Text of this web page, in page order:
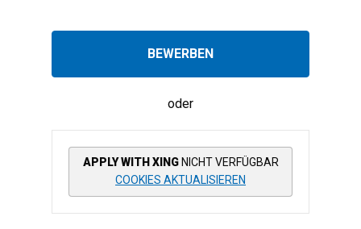
BEWERBEN
oder
APPLY WITH XING NICHT VERFÜGBAR
COOKIES AKTUALISIEREN